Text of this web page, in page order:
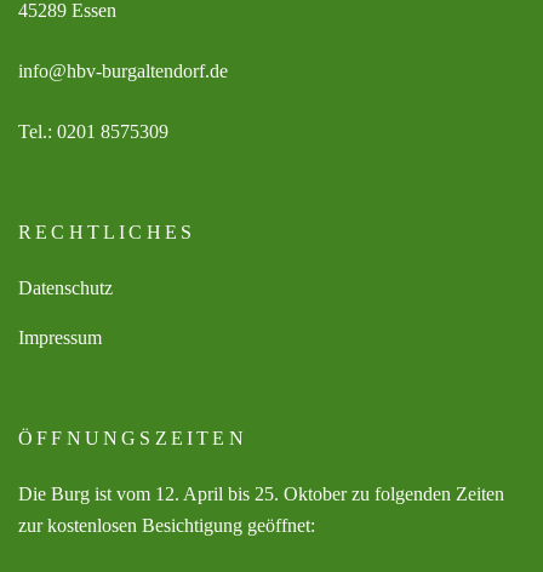
45289 Essen
info@hbv-burgaltendorf.de
Tel.: 0201 8575309
RECHTLICHES
Datenschutz
Impressum
ÖFFNUNGSZEITEN
Die Burg ist vom 12. April bis 25. Oktober zu folgenden Zeiten
zur kostenlosen Besichtigung geöffnet: